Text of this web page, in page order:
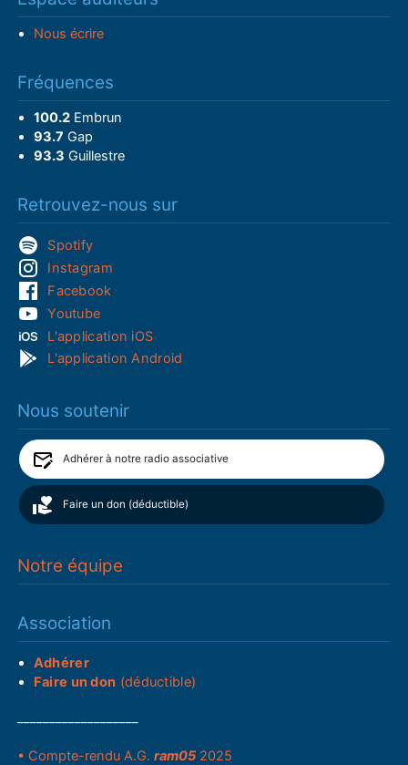
Nous écrire
Fréquences
100.2Embrun
93.7 Gap
93.3 Guillestre
Retrouvez-nous sur
Spotify
Instagram
Facebook
Youtube
L'application iOS
L'application Android
Nous soutenir
Adhérer à notre radio associative
Faire un don (déductible)
Notre équipe
Association
Adhérer
Faire un don (déductible)
• Compte-rendu A.G.ram05 2025